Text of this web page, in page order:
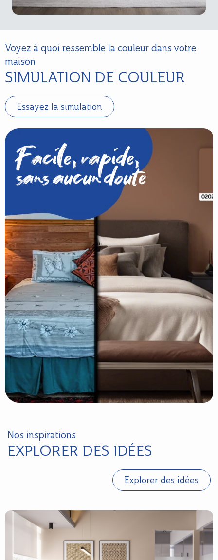
Voyez à quoi ressemble la couleur dans votre
maison
SIMULATION DE COULEUR
Essayez la simulation
Facile, rapide,
sans aucun doute
Nos inspirations
EXPLORER DES IDÉES
Explorer des idées